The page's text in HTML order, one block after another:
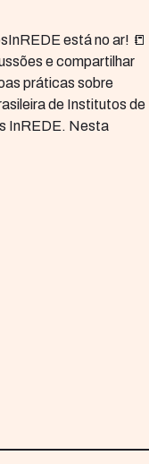
está no ar! 📒
e compartilhar
práticas sobre
de Institutos de
InREDE. Nesta